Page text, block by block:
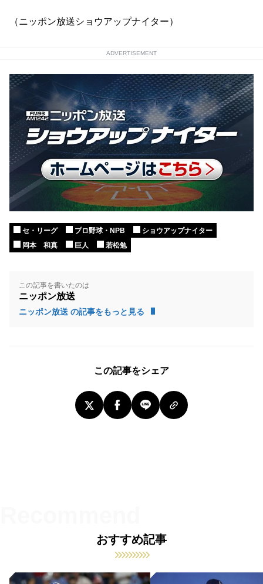
（ニッポン放送ショウアップナイター）
ADVERTISEMENT
セ・リーグ プロ野球・NPB
ショウアップナイター
岡本 和真
巨人 若松勉
この記事を書いたのは
ニッポン放送
ニッポン放送 の記事をもっと見る
この記事をシェア
おすすめ記事